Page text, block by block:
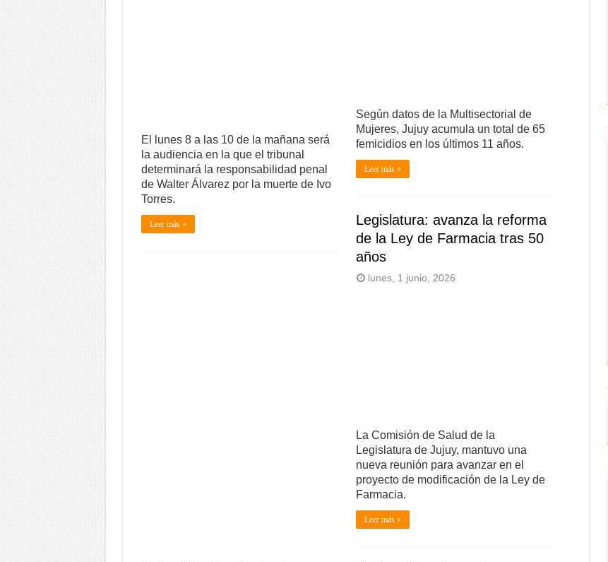
El lunes 8 a las 10 de la mañana será
la audiencia en la que el tribunal
determinará la responsabilidad penal
de Walter Álvarez por la muerte de Ivo
Torres.
Leer más »
Según datos de la Multisectorial de
Mujeres, Jujuy acumula un total de 65
femicidios en los últimos 11 años.
Leer más »
Legislatura: avanza la reforma
de la Ley de Farmacia tras 50
años
lunes, 1 junio, 2026
La Comisión de Salud de la
Legislatura de Jujuy, mantuvo una
nueva reunión para avanzar en el
proyecto de modificación de la Ley de
Farmacia.
Leer más »